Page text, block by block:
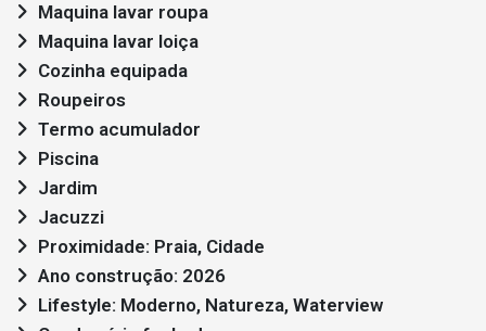
Maquina lavar roupa
Maquina lavar loiça
Cozinha equipada
Roupeiros
Termo acumulador
Piscina
Jardim
Jacuzzi
Proximidade: Praia, Cidade
Ano construção: 2026
Lifestyle: Moderno, Natureza, Waterview